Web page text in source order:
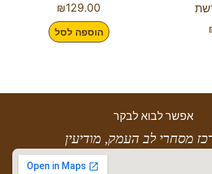
₪129.00
הוספה לסל
אפשר לבוא לבקר
מסחרי לב העמק, מודיעין